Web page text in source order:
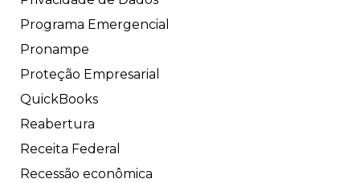
Programa Emergencial
Pronampe
Proteção Empresarial
QuickBooks
Reabertura
Receita Federal
Recessão econômica